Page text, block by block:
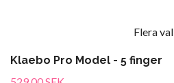
Flera val
Klaebo Pro Model - 5 finger